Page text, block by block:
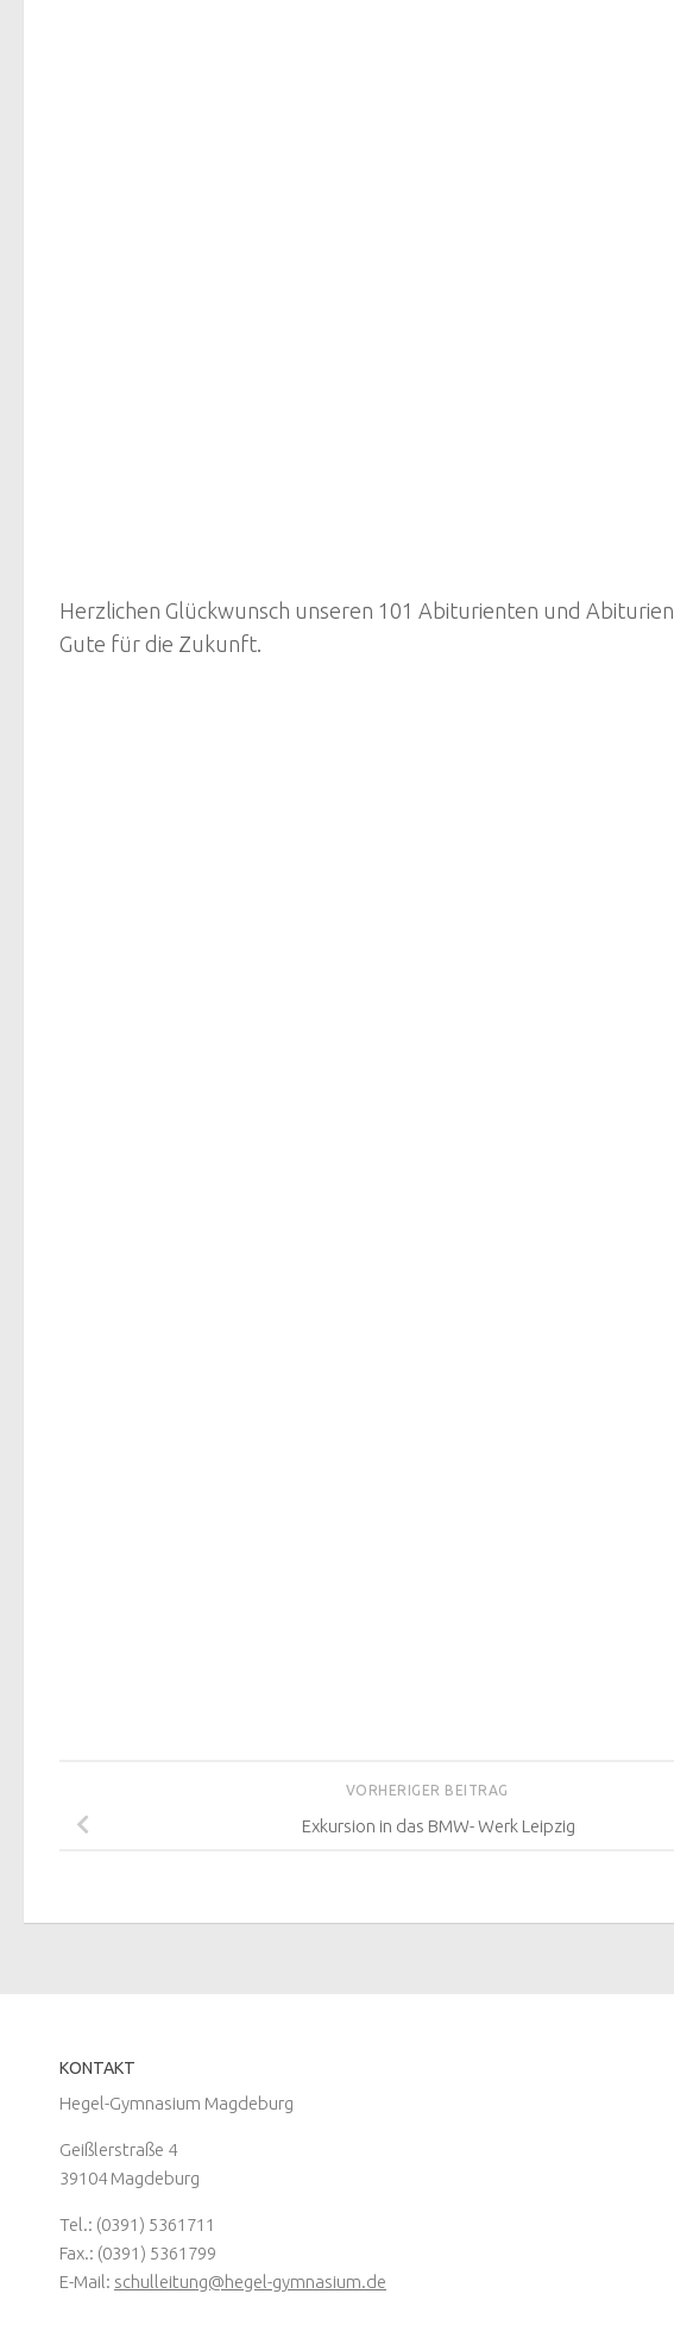
Herzlichen Glückwunsch unseren 101 Abiturienten und
Gute für die Zukunft.
VORHERIGER BEITRAG
Exkursion in das BMW- Werk Leipzig
KONTAKT
Hegel-Gymnasium Magdeburg
Geißlerstraße 4
39104 Magdeburg
Tel.: (0391) 5361711
Fax.: (0391) 5361799
E-Mail: schulleitung@hegel-gymnasium.de